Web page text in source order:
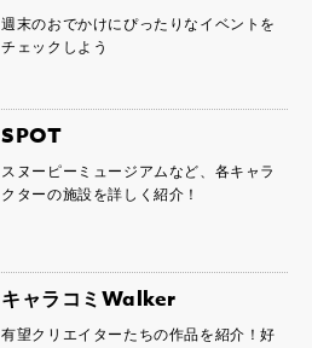
週末のおでかけにぴったりなイベントを
チェックしよう
SPOT
スヌーピーミュージアムなど、各キャラ
クターの施設を詳しく紹介！
キャラコミWalker
有望クリエイターたちの作品を紹介！好